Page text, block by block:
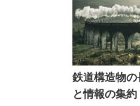
鉄道構造物の
と情報の集約